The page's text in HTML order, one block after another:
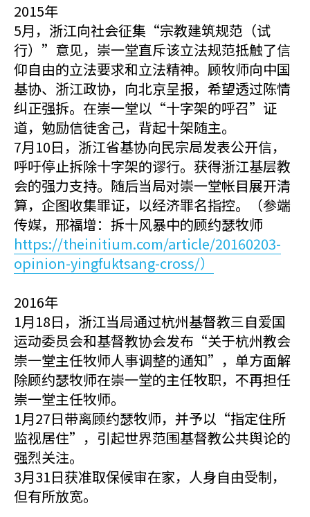
2015年
5月，浙江向社会征集“宗教建筑规范（试
行）”意见，崇一堂直斥该立法规范抵触了信
仰自由的立法要求和立法精神。顾牧师向中国
基协、浙江政协，向北京呈报，希望透过陈情
纠正强拆。在崇一堂以“十字架的呼召”证
道，勉励信徒舍己，背起十架随主。
7月10日，浙江省基协向民宗局发表公开信，
呼吁停止拆除十字架的谬行。获得浙江基层教
会的强力支持。随后当局对崇一堂帐目展开清
算，企图收集罪证，以经济罪名指控。（参端
传媒，邢福增：拆十风暴中的顾约瑟牧师
https://theinitium.com/article/20160203-
opinion-yingfuktsang-cross/）
2016年
1月18日，浙江当局通过杭州基督教三自爱国
运动委员会和基督教协会发布“关于杭州教会
崇一堂主任牧师人事调整的通知”，单方面解
除顾约瑟牧师在崇一堂的主任牧职，不再担任
崇一堂主任牧师。
1月27日带离顾约瑟牧师，并予以“指定住所
监视居住”，引起世界范围基督教公共舆论的
强烈关注。
3月31日获准取保候审在家，人身自由受制，
但有所放宽。